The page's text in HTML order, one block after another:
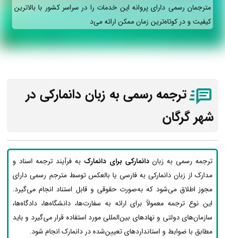
مترجمان رسمی دارای پروانه این خدمات را در سراسر کشور با بالاترین
کیفیت و در کوتاه‌ترین زمان ممکن ارائه می‌د
ترجمه رسمی به زبان دانمارکی در
شهر گرگان
ترجمه رسمی به زباندانمارکی برای دانمارک به فرآیند ترجمه اسناد و
مدارک از زبان دانمارکی به فارسی یا بالعکس توسط مترجم رسمی دارای
مجوز اطلاق می‌شود که به‌صورت حقوقی و قابل استناد انجام می‌گیرد.
این نوع ترجمه معمولاً برای ارائه به سفارت‌ها، دانشگاه‌ها، دادگاه‌ها،
سازمان‌های دولتی و نهادهای بین‌المللی مورد استفاده قرار می‌گیرد و باید
مطابق با ضوابط و استانداردهای تعیین‌شده در دانمارک انجام شود.